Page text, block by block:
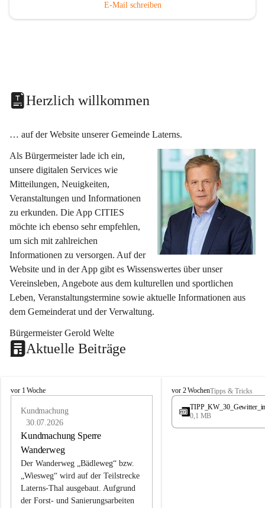
E-Mail schreiben
Herzlich willkommen
… auf der Website unserer Gemeinde Laterns.
Als Bürgermeister lade ich ein,
unsere digitalen Services wie
Mitteilungen, Neuigkeiten,
Veranstaltungen und Informationen
zu erkunden. Die App CITIES
möchte ich ebenso sehr empfehlen,
um sich mit zahlreichen
Informationen zu versorgen. Auf der
Website und in der App gibt es Wissenswertes über unser
Vereinsleben, Angebote aus dem kulturellen und sportlichen
Leben, Veranstaltungstermine sowie aktuelle Informationen aus
dem Gemeinderat und der Verwaltung.
Bürgermeister Gerold Welte
Aktuelle Beiträge
L
vor 1 Woche
Kundmachung
30.07.2026
Kundmachung Sperre
Wanderweg
Der Wanderweg „Bädleweg“ bzw.
„Wiesweg“ wird auf der Teilstrecke
Laterns-Thal ausgebaut. Aufgrund
der Forst- und Sanierungsarbeiten
L
a
e
vor 2 WochenTipps & Tricks
0,1 MB